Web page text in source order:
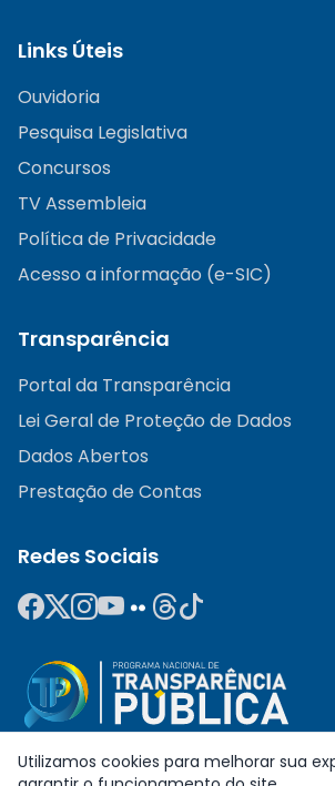
Links Úteis
Ouvidoria
Pesquisa Legislativa
Concursos
TV Assembleia
Política de Privacidade
Acesso a informação (e-SIC)
Transparência
Portal da Transparência
Lei Geral de Proteção de Dados
Dados Abertos
Prestação de Contas
Redes Sociais
Utilizamos cookies para melhorar sua